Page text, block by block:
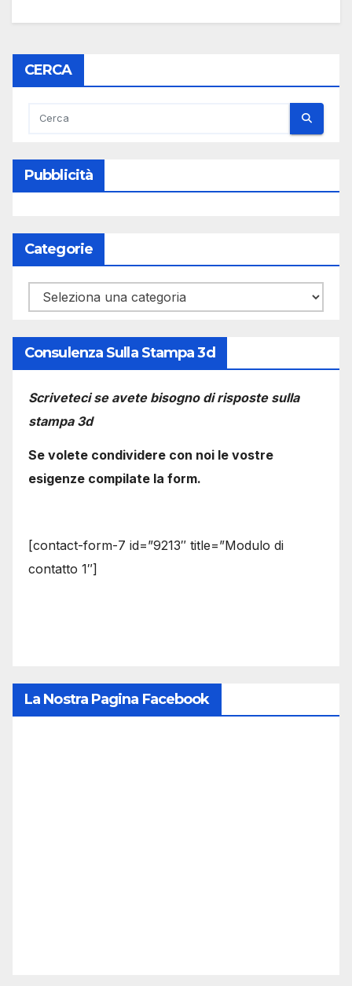
CERCA
Pubblicità
Categorie
Categorie
Consulenza Sulla Stampa 3d
Scriveteci se avete bisogno di risposte sulla
stampa 3d
Se volete condividere con noi le vostre
esigenze compilate la form.
[contact-form-7 id=”9213″ title=”Modulo di
contatto 1″]
La Nostra Pagina Facebook